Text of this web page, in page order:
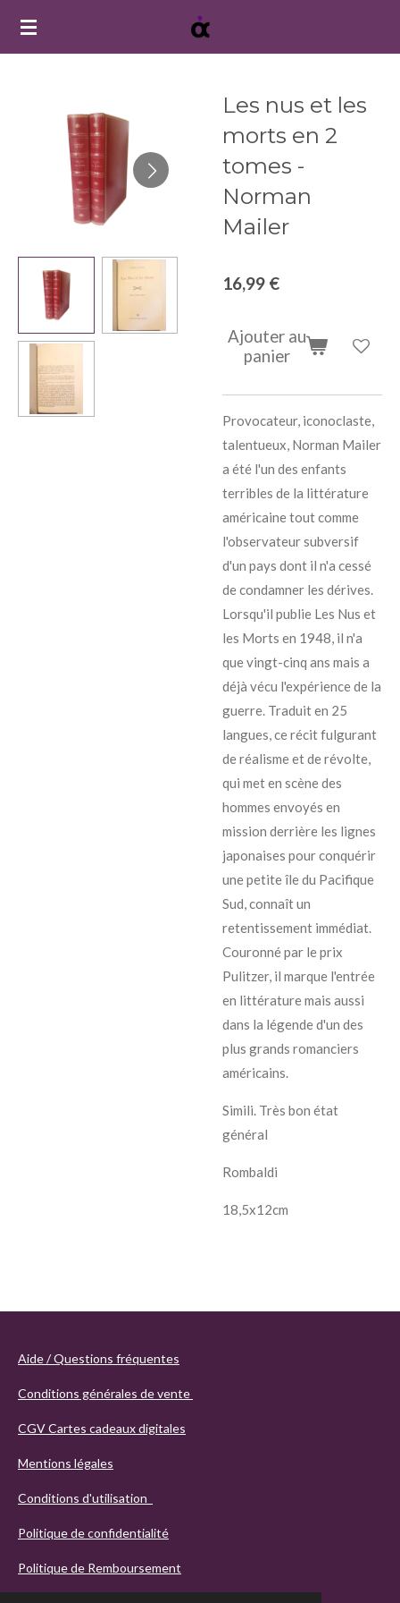
Passer
Les nus et les
morts en 2
tomes -
Norman
Mailer
16,99 €
Ajouter au
panier
Provocateur, iconoclaste,
talentueux, Norman Mailer
a été l'un des enfants
terribles de la littérature
américaine tout comme
l'observateur subversif
d'un pays dont il n'a cessé
de condamner les dérives.
Lorsqu'il publie Les Nus et
les Morts en 1948, il n'a
que vingt-cinq ans mais a
déjà vécu l'expérience de la
guerre. Traduit en 25
langues, ce récit fulgurant
de réalisme et de révolte,
qui met en scène des
hommes envoyés en
mission derrière les lignes
japonaises pour conquérir
une petite île du Pacifique
Sud, connaît un
retentissement immédiat.
Couronné par le prix
Pulitzer, il marque l'entrée
en littérature mais aussi
dans la légende d'un des
plus grands romanciers
américains.
Simili. Très bon état
général
Rombaldi
18,5x12cm
Aide / Questions fréquentes
Conditions générales de vente
CGV Cartes cadeaux digitales
Mentions légales
Conditions d'utilisation
Politique de confidentialité
Politique de Remboursement